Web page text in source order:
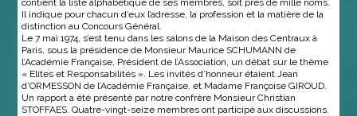
Il indique pour chacun d’eux l’adresse, la profession et la matière de la
distinction au Concours Général.
Le 7 mai 1974, s’est tenu dans les salons de la Maison des Centraux à
Paris, sous la présidence de Monsieur Maurice SCHUMANN de
l’Académie Française, Président de l’Association, un débat sur le thème
« Elites et Responsabilités ». Les invités d’honneur étaient Jean
d’ORMESSON de l’Académie Française, et Madame Françoise GIROUD.
Un rapport a été présenté par notre confrère Monsieur Christian
STOFFAES. Quatre-vingt-seize membres ont participé aux discussions.